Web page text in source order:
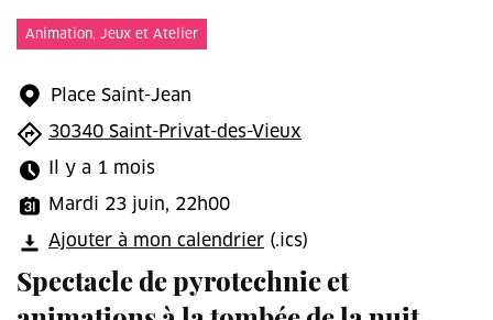
Animation, Jeux et Atelier
Place Saint-Jean
30340 Saint-Privat-des-Vieux
Il y a 1 mois
Mardi 23 juin, 22h00
Ajouter à mon calendrier (.ics)
Spectacle de pyrotechnie et